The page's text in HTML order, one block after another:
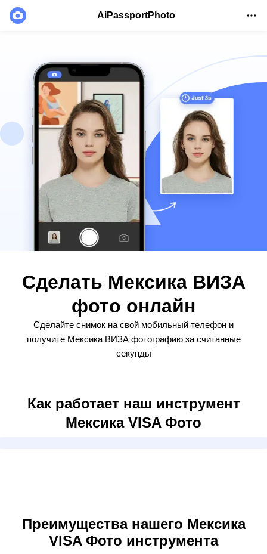
AiPassportPhoto
Сделать Мексика ВИЗА
фото онлайн
Сделайте снимок на свой мобильный телефон и
получите Мексика ВИЗА фотографию за считанные
секунды
Как работает наш инструмент
Мексика VISA Фото
Преимущества нашего Мексика
VISA Фото инструмента